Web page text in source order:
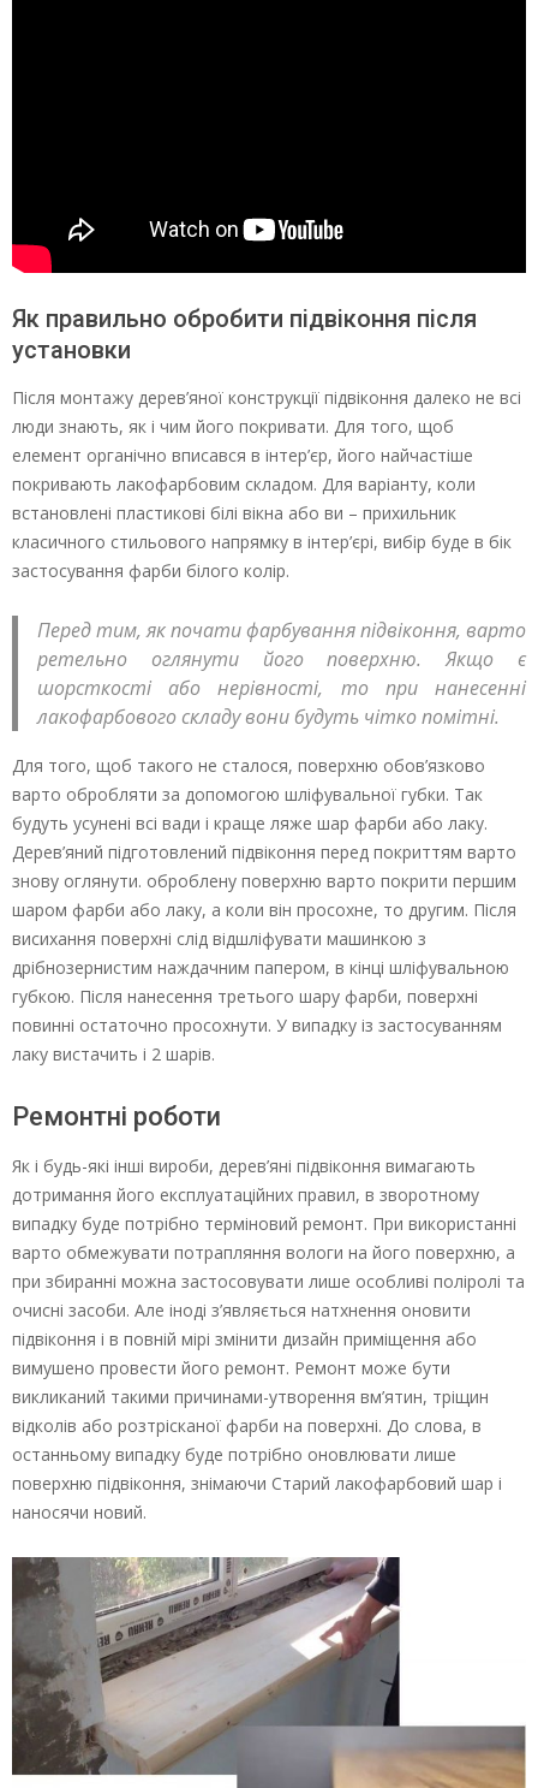
Як правильно обробити підвіконня після
установки
Після монтажу дерев’яної конструкції підвіконня далеко не всі
люди знають, як і чим його покривати. Для того, щоб
елемент органічно вписався в інтер’єр, його найчастіше
покривають лакофарбовим складом. Для варіанту, коли
встановлені пластикові білі вікна або ви – прихильник
класичного стильового напрямку в інтер’єрі, вибір буде в бік
застосування фарби білого колір.
Перед тим, як почати фарбування підвіконня, варто
ретельно оглянути його поверхню. Якщо є
шорсткості або нерівності, то при нанесенні
лакофарбового складу вони будуть чітко помітні.
Для того, щоб такого не сталося, поверхню обов’язково
варто обробляти за допомогою шліфувальної губки. Так
будуть усунені всі вади і краще ляже шар фарби або лаку.
Дерев’яний підготовлений підвіконня перед покриттям варто
знову оглянути. оброблену поверхню варто покрити першим
шаром фарби або лаку, а коли він просохне, то другим. Після
висихання поверхні слід відшліфувати машинкою з
дрібнозернистим наждачним папером, в кінці шліфувальною
губкою. Після нанесення третього шару фарби, поверхні
повинні остаточно просохнути. У випадку із застосуванням
лаку вистачить і 2 шарів.
Ремонтні роботи
Як і будь-які інші вироби, дерев’яні підвіконня вимагають
дотримання його експлуатаційних правил, в зворотному
випадку буде потрібно терміновий ремонт. При використанні
варто обмежувати потрапляння вологи на його поверхню, а
при збиранні можна застосовувати лише особливі поліролі та
очисні засоби. Але іноді з’являється натхнення оновити
підвіконня і в повній мірі змінити дизайн приміщення або
вимушено провести його ремонт. Ремонт може бути
викликаний такими причинами-утворення вм’ятин, тріщин
відколів або розтрісканої фарби на поверхні. До слова, в
останньому випадку буде потрібно оновлювати лише
поверхню підвіконня, знімаючи Старий лакофарбовий шар і
наносячи новий.